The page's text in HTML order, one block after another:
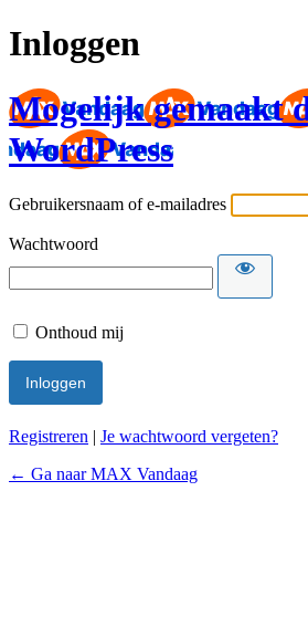
Inloggen
Mogelijk gemaakt
WordPress
Gebruikersnaam of e-mailadres
Wachtwoord
Onthoud mij
Registreren | Je wachtwoord vergeten?
← Ga naar MAX Vandaag